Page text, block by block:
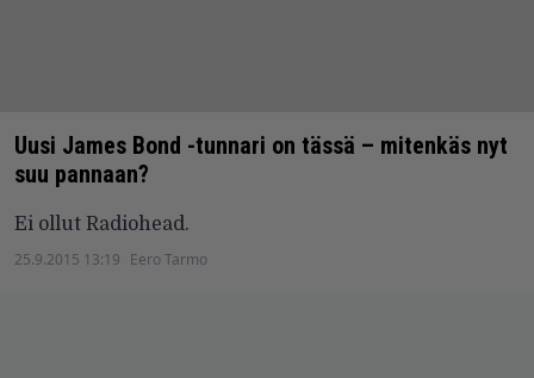
Uusi James Bond -tunnari on tässä – mitenkäs nyt
suu pannaan?
Ei ollut Radiohead.
25.9.2015 13:19 Eero Tarmo